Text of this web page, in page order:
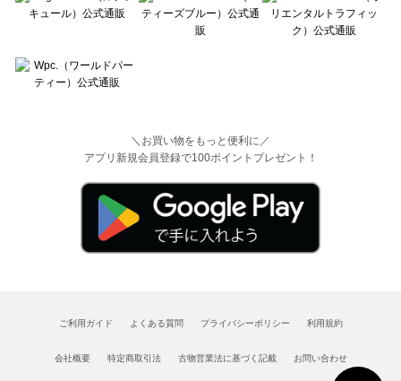
＼お買い物をもっと便利に／
アプリ新規会員登録で100ポイントプレゼント！
ご利用ガイド よくある質問 プライバシーポリシー 利用規約
会社概要 特定商取引法 古物営業法に基づく記載 お問い合わせ